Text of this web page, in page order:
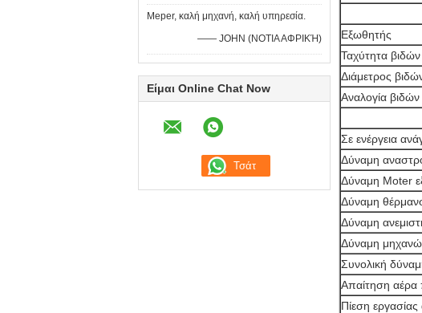
Meper, καλή μηχανή, καλή υπηρεσία.
—— JOHN (ΝΟΤΙΑ ΑΦΡΙΚΉ)
Είμαι Online Chat Now
Εξωθητής
Ταχύτητα βιδών
Διάμετρος
Αναλογία
Σε ενέργεια
Δύναμη
Δύναμη Moter
Δύναμη
Δύναμη
Δύναμη
Συνολική
Απαίτηση αέρα
Πίεση εργασίας